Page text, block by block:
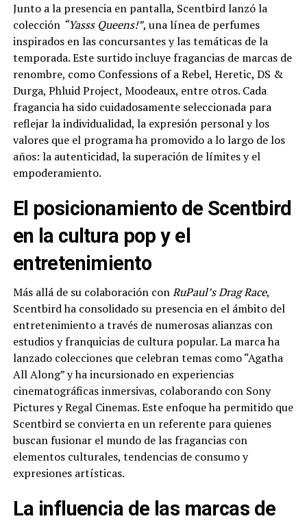
Junto a la presencia en pantalla, Scentbird lanzó la
colección “Yasss Queens!”, una línea de perfumes
inspirados en las concursantes y las temáticas de la
temporada. Este surtido incluye fragancias de marcas de
renombre, como Confessions of a Rebel, Heretic, DS &
Durga, Phluid Project, Moodeaux, entre otros. Cada
fragancia ha sido cuidadosamente seleccionada para
reflejar la individualidad, la expresión personal y los
valores que el programa ha promovido a lo largo de los
años: la autenticidad, la superación de límites y el
empoderamiento.
El posicionamiento de Scentbird
en la cultura pop y el
entretenimiento
Más allá de su colaboración conRuPaul’s Drag Race,
Scentbird ha consolidado su presencia en el ámbito del
entretenimiento a través de numerosas alianzas con
estudios y franquicias de cultura popular. La marca ha
lanzado colecciones que celebran temas como “Agatha
All Along” y ha incursionado en experiencias
cinematográficas inmersivas, colaborando con Sony
Pictures y Regal Cinemas. Este enfoque ha permitido que
Scentbird se convierta en un referente para quienes
buscan fusionar el mundo de las fragancias con
elementos culturales, tendencias de consumo y
expresiones artísticas.
La influencia de las marcas de